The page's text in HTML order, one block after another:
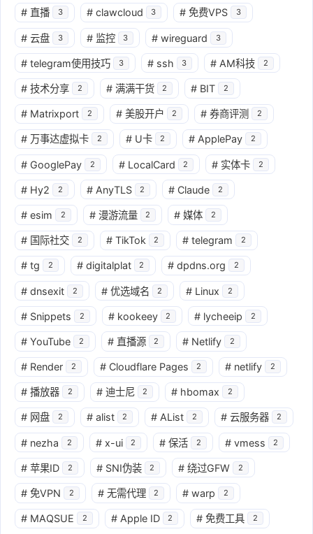
# 直播 3 # clawcloud 3 # 免费VPS 3
# 云盘 3 # 监控 3 # wireguard 3
# telegram使用技巧 3 # ssh 3 # AM科技 2
# 技术分享 2 # 满满干货 2 # BIT 2
# Matrixport 2 # 美股开户 2 # 券商评测 2
# 万事达虚拟卡 2 # U卡 2 # ApplePay 2
# GooglePay 2 # LocalCard 2 # 实体卡 2
# Hy2 2 # AnyTLS 2 # Claude 2
# esim 2 # 漫游流量 2 # 媒体 2
# 国际社交 2 # TikTok 2 # telegram 2
# tg 2 # digitalplat 2 # dpdns.org 2
# dnsexit 2 # 优选域名 2 # Linux 2
# Snippets 2 # kookeey 2 # lycheeip 2
# YouTube 2 # 直播源 2 # Netlify 2
# Render 2 # Cloudflare Pages 2 # netlify 2
# 播放器 2 # 迪士尼 2 # hbomax 2
# 网盘 2 # alist 2 # AList 2 # 云服务器 2
# nezha 2 # x-ui 2 # 保活 2 # vmess 2
# 苹果ID 2 # SNI伪装 2 # 绕过GFW 2
# 免VPN 2 # 无需代理 2 # warp 2
# MAQSUE 2 # Apple ID 2 # 免费工具 2